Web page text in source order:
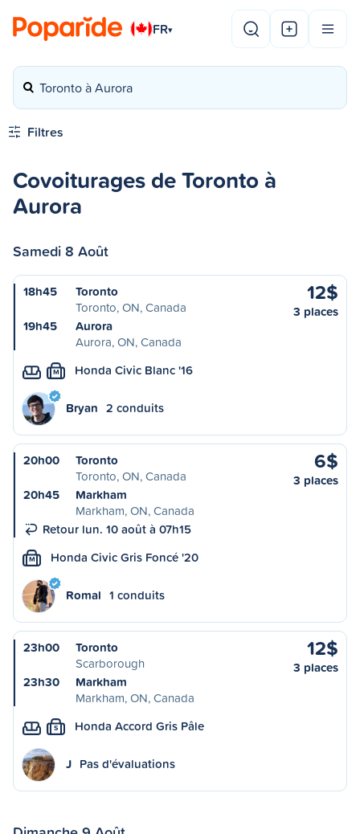
FR▾
Toronto à Aurora
Filtres
Covoiturages de Toronto à
Aurora
Samedi 8 Août
18h45
Toronto
Toronto, ON, Canada
19h45
Aurora
Aurora, ON, Canada
12$
3 places
M Honda Civic Blanc '16
Bryan 2 conduits
20h00
Toronto
Toronto, ON, Canada
20h45
Markham
Markham, ON, Canada
Retour lun. 10 août à 07h15
6$
3 places
M Honda Civic Gris Foncé '20
Romal 1 conduits
23h00
Toronto
Scarborough
23h30
Markham
Markham, ON, Canada
12$
3 places
S Honda Accord Gris Pâle
J Pas d'évaluations